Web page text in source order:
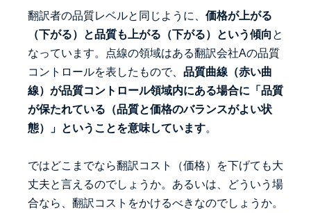
翻訳者の品質レベルと同じように、 価格が上がる
（下がる）と品質も上がる（下がる）という傾向 と
なっています。点線の領域はある翻訳会社Aの品質
コントロールを表したもので、 品質曲線（赤い曲
線）が品質コントロール領域内にある場合に「品質
が保たれている（品質と価格のバランスがよい状
態）」ということを意味しています。
ではどこまでなら翻訳コスト（価格）を下げても大
丈夫と言えるのでしょうか。あるいは、どういう場
合なら、翻訳コストをかけるべきなのでしょうか。